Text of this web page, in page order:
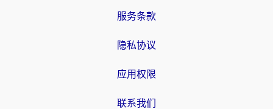
服务条款
隐私协议
应用权限
联系我们